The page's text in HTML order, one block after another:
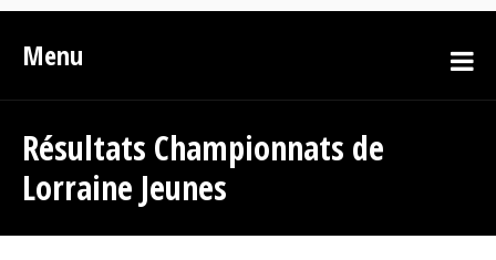
Menu
Résultats Championnats de
Lorraine Jeunes